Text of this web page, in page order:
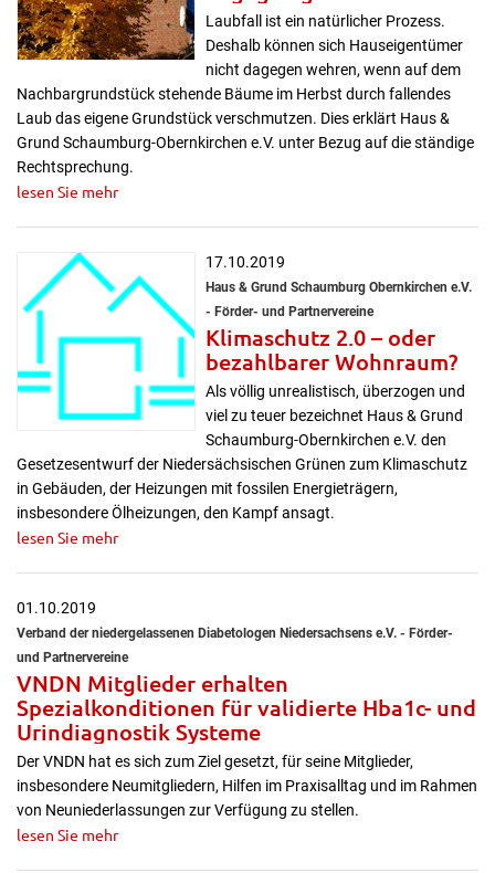
Laubfall ist ein natürlicher Prozess.
Deshalb können sich Hauseigentümer
nicht dagegen wehren, wenn auf dem
Nachbargrundstück stehende Bäume im Herbst durch fallendes
Laub das eigene Grundstück verschmutzen. Dies erklärt Haus &
Grund Schaumburg-Obernkirchen e.V. unter Bezug auf die ständige
Rechtsprechung.
lesen Sie mehr
17.10.2019
Haus & Grund Schaumburg Obernkirchen e.V.
- Förder- und Partnervereine
Klimaschutz 2.0 – oder
bezahlbarer Wohnraum?
Als völlig unrealistisch, überzogen und
viel zu teuer bezeichnet Haus & Grund
Schaumburg-Obernkirchen e.V. den
Gesetzesentwurf der Niedersächsischen Grünen zum Klimaschutz
in Gebäuden, der Heizungen mit fossilen Energieträgern,
insbesondere Ölheizungen, den Kampf ansagt.
lesen Sie mehr
01.10.2019
Verband der niedergelassenen Diabetologen Niedersachsens e.V. - Förder-
und Partnervereine
VNDN Mitglieder erhalten
Spezialkonditionen für validierte Hba1c- und
Urindiagnostik Systeme
Der VNDN hat es sich zum Ziel gesetzt, für seine Mitglieder,
insbesondere Neumitgliedern, Hilfen im Praxisalltag und im Rahmen
von Neuniederlassungen zur Verfügung zu stellen.
lesen Sie mehr